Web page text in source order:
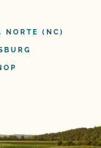
NORTE (NC)